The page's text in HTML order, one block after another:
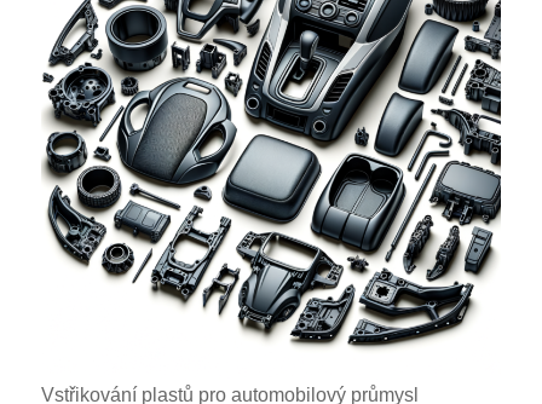
Vstřikování plastů pro automobilový průmysl